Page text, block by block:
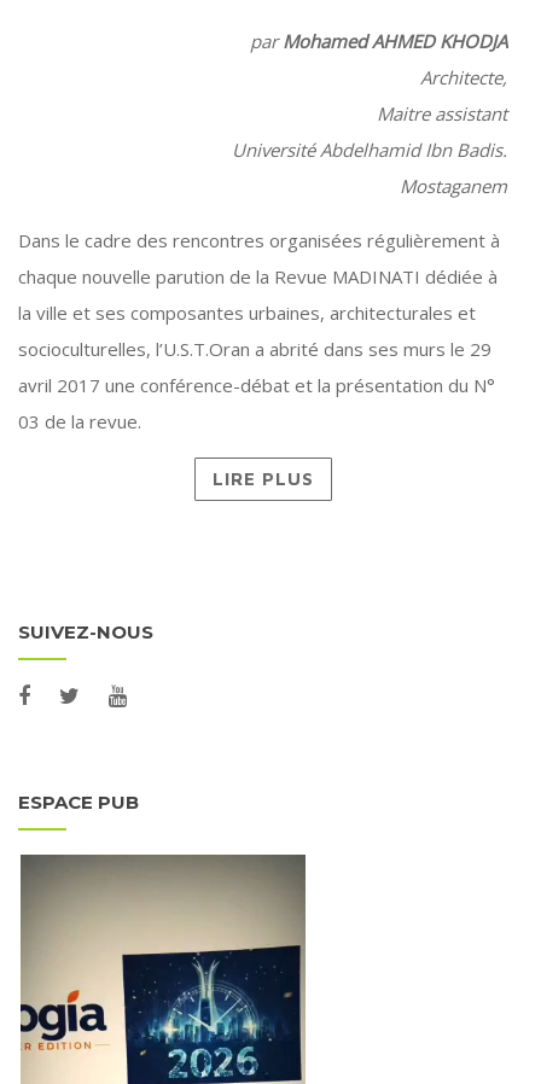
parMohamed AHMED KHODJA
Architecte,
Maitre assistant
Université Abdelhamid Ibn Badis.
Mostaganem
Dans le cadre des rencontres organisées régulièrement à
chaque nouvelle parution de la Revue MADINATI dédiée à
la ville et ses composantes urbaines, architecturales et
socioculturelles, l’U.S.T.Oran a abrité dans ses murs le 29
avril 2017 une conférence-débat et la présentation du N°
03 de la revue.
LIRE PLUS
SUIVEZ-NOUS
ESPACE PUB